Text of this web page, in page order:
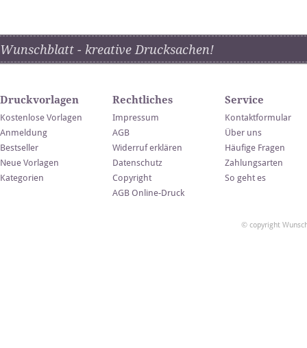
Wunschblatt - kreative Drucksachen!
Druckvorlagen
Kostenlose Vorlagen
Anmeldung
Bestseller
Neue Vorlagen
Kategorien
Rechtliches
Impressum
AGB
Widerruf erklären
Datenschutz
Copyright
AGB Online-Druck
Service
Kontaktformular
Über uns
Häufige Fragen
Zahlungsarten
So geht es
© copyright